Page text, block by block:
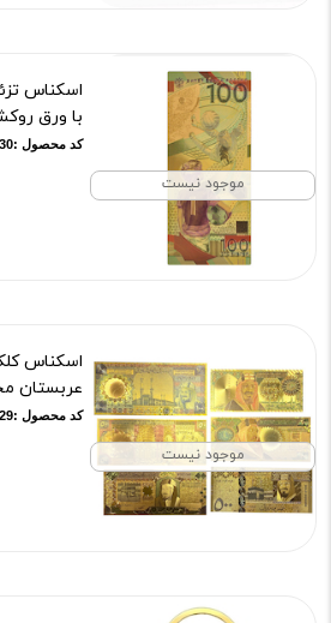
موجود نیست
با ورق روکش
کد محصول :7530
موجود نیست
اسکناس
عربستان
کد محصول :7529